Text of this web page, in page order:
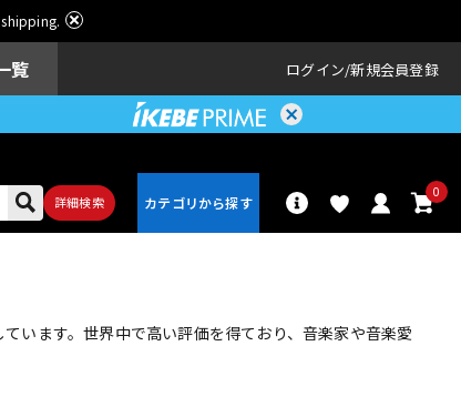
覧 ログイン 新規会員登録
詳細検索
0
ン
います。世界中で高い評価を得ており、音楽家や音楽愛